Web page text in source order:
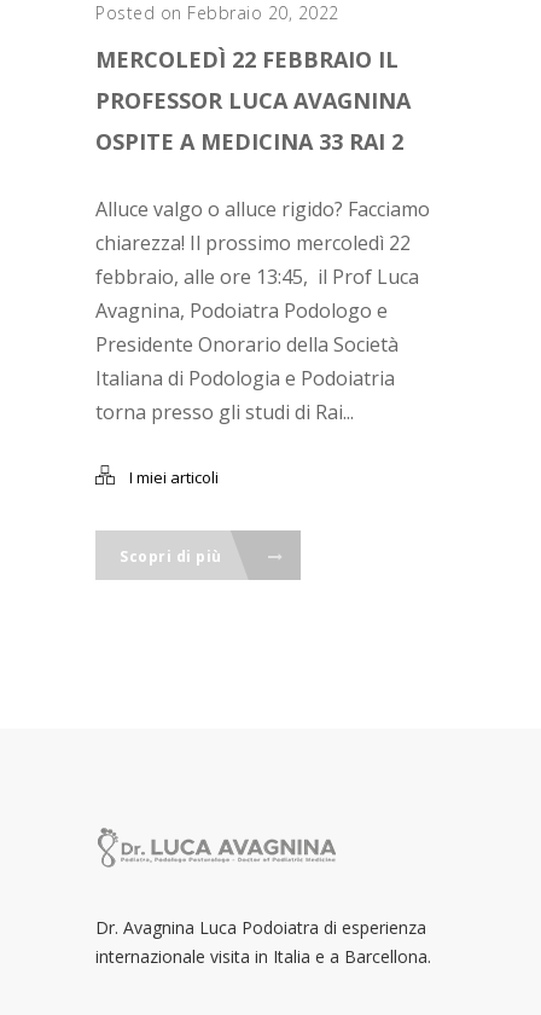
Posted on Febbraio 20, 2022
MERCOLEDÌ 22 FEBBRAIO IL
PROFESSOR LUCA AVAGNINA
OSPITE A MEDICINA 33 RAI 2
Alluce valgo o alluce rigido? Facciamo
chiarezza! Il prossimo mercoledì 22
febbraio, alle ore 13:45, il Prof Luca
Avagnina, Podoiatra Podologo e
Presidente Onorario della Società
Italiana di Podologia e Podoiatria
torna presso gli studi di Rai...
I miei articoli
Scopri di più
Dr. Avagnina Luca Podoiatra di esperienza
internazionale visita in Italia e a Barcellona.